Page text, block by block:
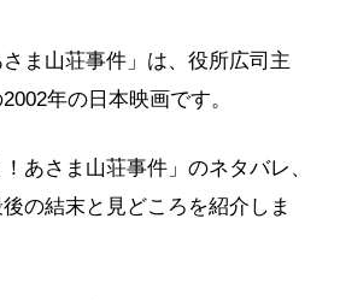
ま山荘事件」は、役所広司主
年の日本映画です。
あさま山荘事件」のネタバレ、
の結末と見どころを紹介しま